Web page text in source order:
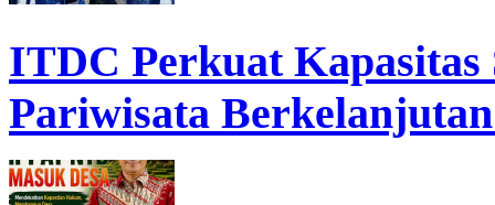
ITDC Perkuat
Pariwisata